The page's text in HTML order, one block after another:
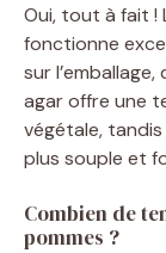
Oui, tout à fait !
fonctionne
sur
agar offre une
végétale,
plus souple et
Combien de
pommes ?